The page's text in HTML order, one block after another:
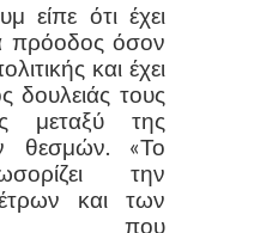
είπε ότι έχει
πρόοδος όσον
και έχει
δουλειάς τους
μεταξύ της
θεσμών. «Το
την
και των
που